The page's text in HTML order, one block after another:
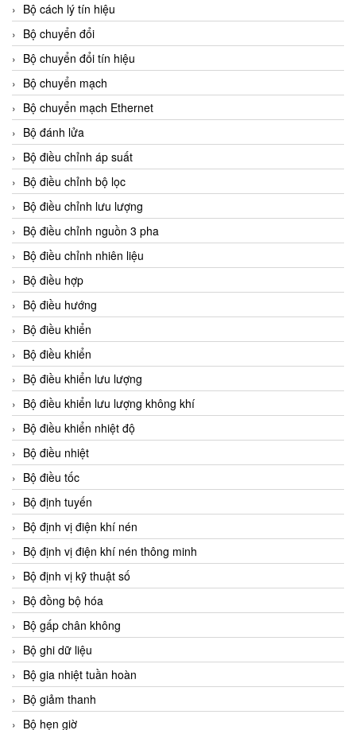
Bộ cách lý tín hiệu
Bộ chuyển đổi
Bộ chuyển đổi tín hiệu
Bộ chuyển mạch
Bộ chuyển mạch Ethernet
Bộ đánh lửa
Bộ điều chỉnh áp suất
Bộ điều chỉnh bộ lọc
Bộ điều chỉnh lưu lượng
Bộ điều chỉnh nguồn 3 pha
Bộ điều chỉnh nhiên liệu
Bộ điều hợp
Bộ điều hướng
Bộ điều khiển
Bộ điều khiển
Bộ điều khiển lưu lượng
Bộ điều khiển lưu lượng không khí
Bộ điều khiển nhiệt độ
Bộ điều nhiệt
Bộ điều tốc
Bộ định tuyến
Bộ định vị điện khí nén
Bộ định vị điện khí nén thông minh
Bộ định vị kỹ thuật số
Bộ đồng bộ hóa
Bộ gấp chân không
Bộ ghi dữ liệu
Bộ gia nhiệt tuần hoàn
Bộ giảm thanh
Bộ hẹn giờ